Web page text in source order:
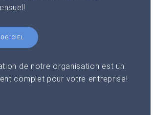
de notre organisation est un
complet pour votre entreprise!